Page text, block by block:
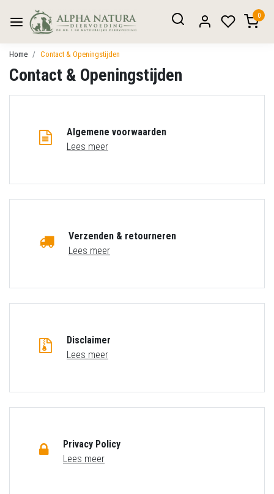
0
Home Contact & Openingstijden
Contact & Openingstijden
Algemene voorwaarden
Lees meer
Verzenden & retourneren
Lees meer
Disclaimer
Lees meer
Privacy Policy
Lees meer